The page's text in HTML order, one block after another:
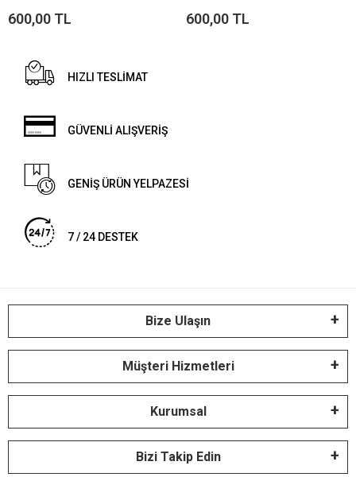
600,00 TL 600,00 TL
HIZLI TESLİMAT
GÜVENLİ ALIŞVERİŞ
GENİŞ ÜRÜN YELPAZESİ
7 / 24 DESTEK
Bize Ulaşın
Müşteri Hizmetleri
Kurumsal
Bizi Takip Edin